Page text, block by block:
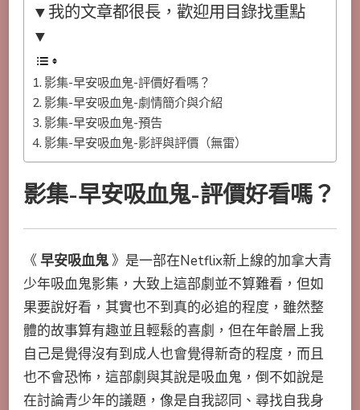
▼我的文章都很長，歡迎用目錄找重點
▼
影集-早安吸血鬼-評價好看嗎？
影集-早安吸血鬼-劇情簡介與介紹
影集-早安吸血鬼-預告
影集-早安吸血鬼-影評與評價（無雷）
影集-早安吸血鬼-評價好看嗎？
《早安吸血鬼》是一部在Netflix新上線的加拿大青
少年吸血鬼影集，大致上這部劇並不算難看，但如
果要說好看，其實也不到真的必追的程度，雖然整
體的故事算有趣並且輕鬆的喜劇，但在年齡層上我
自己是覺得沒有到成人也會覺得新奇的程度，而且
也不會恐怖，這部劇與其說是吸血鬼，倒不如說是
在討論青少年的議題，像是自我認同、尋找自我身